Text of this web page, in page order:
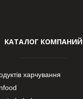
КАТАЛОГ КОМПАНИЙ
харчування